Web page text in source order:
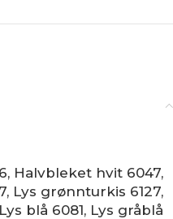
, Halvbleket hvit 6047,
, Lys grønnturkis 6127,
Lys blå 6081, Lys gråblå